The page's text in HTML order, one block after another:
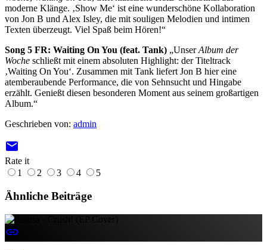
moderne Klänge. ‚Show Me‘ ist eine wunderschöne Kollaboration
von Jon B und Alex Isley, die mit souligen Melodien und intimen
Texten überzeugt. Viel Spaß beim Hören!“
Song 5 FR: Waiting On You (feat. Tank) „UnserAlbum der
Woche schließt mit einem absoluten Highlight: der Titeltrack
‚Waiting On You‘. Zusammen mit Tank liefert Jon B hier eine
atemberaubende Performance, die von Sehnsucht und Hingabe
erzählt. Genießt diesen besonderen Moment aus seinem großartigen
Album.“
Geschrieben von: admin
email
Rate it
1
2 3 4 5
Ähnliche Beiträge
insert_link